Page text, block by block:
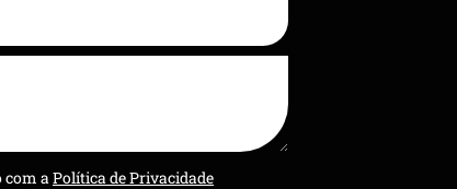
com aPolítica de Privacidade